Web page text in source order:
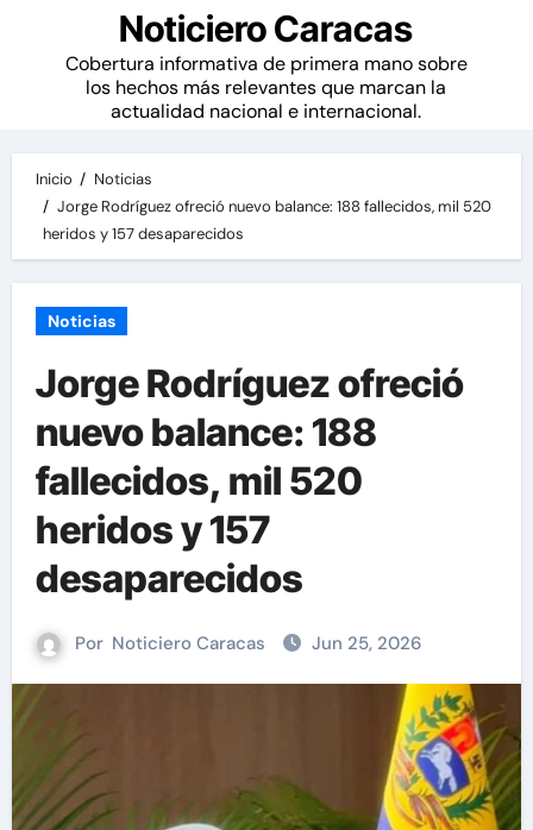
Noticiero Caracas
Cobertura informativa de primera mano sobre
los hechos más relevantes que marcan la
actualidad nacional e internacional.
Inicio
Noticias
Jorge Rodríguez ofreció nuevo balance: 188 fallecidos, mil 520
heridos y 157 desaparecidos
Noticias
Jorge Rodríguez ofreció
nuevo balance: 188
fallecidos, mil 520
heridos y 157
desaparecidos
Por Noticiero Caracas Jun 25, 2026